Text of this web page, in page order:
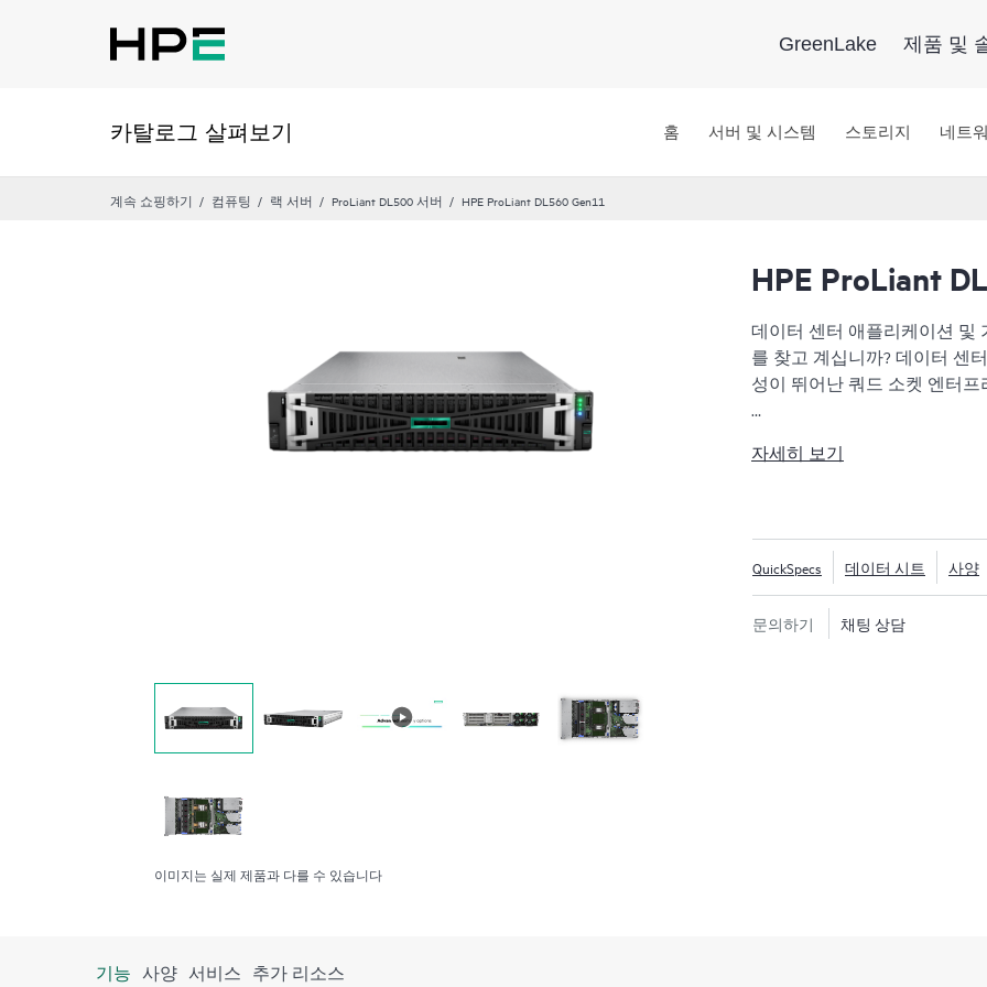
GreenLake 제품 및
카탈로그 살펴보기 홈 서버 및 시스템 스토리지 네트
계속 쇼핑하기 컴퓨팅 랙 서버 ProLiant DL500 서버 HPE ProLiant DL560 Gen11
이미지는 실제 제품과 다를 수 있습니다
HPE ProLiant
데이터 센터 애플리케이션 및
를 찾고 계십니까? 데이터 센
성이 뛰어난 쿼드 소켓 엔터
을 제공하는 고집적 4소켓(4S)
슬롯으로 지원되는 I/O, 최대
HPE ProLiant DL560 Gen11
I/O 대역폭을 필요로 하는 비
자세히 보기
QuickSpecs 데이터 시트 사양
문의하기 채팅 상담
기능 사양 서비스 추가 리소스